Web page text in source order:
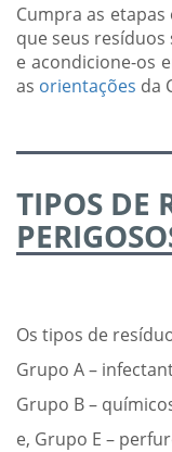
Cumpra as
que seus resíduos
e acondicione-os
as orientações da
TIPOS DE
Os tipos de
Grupo A –
Grupo B –
e, Grupo E –